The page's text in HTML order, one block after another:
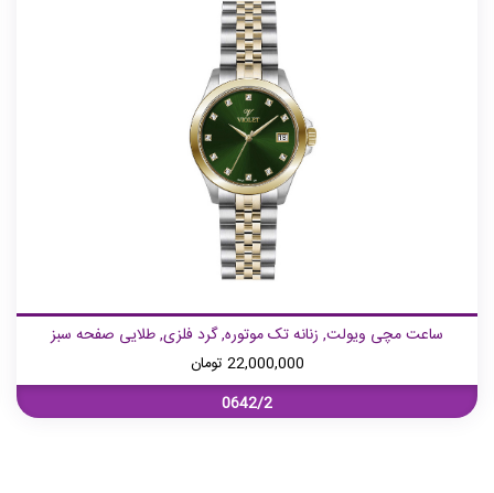
ساعت مچی ویولت, زنانه تک موتوره, گرد فلزی, طلایی صفحه سبز
22,000,000 تومان
0642/2